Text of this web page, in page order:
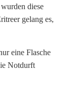
diese
gelang es,
eine Flasche
Notdurft